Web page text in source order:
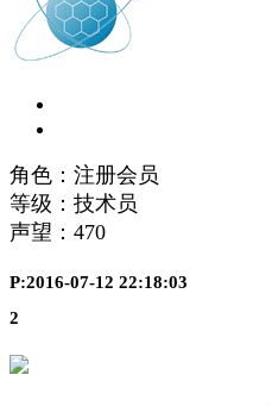
角色：注册会员
等级：技术员
声望： 470
P:2016-07-12 22:18:03
2